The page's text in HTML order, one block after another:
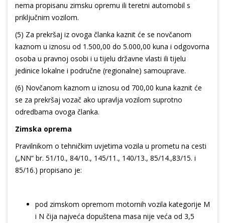
nema propisanu zimsku opremu ili teretni automobil s
priključnim vozilom.
(5) Za prekršaj iz ovoga članka kaznit će se novčanom
kaznom u iznosu od 1.500,00 do 5.000,00 kuna i odgovorna
osoba u pravnoj osobi i u tijelu državne vlasti ili tijelu
jedinice lokalne i područne (regionalne) samouprave.
(6) Novčanom kaznom u iznosu od 700,00 kuna kaznit će
se za prekršaj vozač ako upravlja vozilom suprotno
odredbama ovoga članka.
Zimska oprema
Pravilnikom o tehničkim uvjetima vozila u prometu na cesti
(„NN“ br. 51/10., 84/10., 145/11., 140/13., 85/14.,83/15. i
85/16.) propisano je:
pod zimskom opremom motornih vozila kategorije M
i N čija najveća dopuštena masa nije veća od 3,5